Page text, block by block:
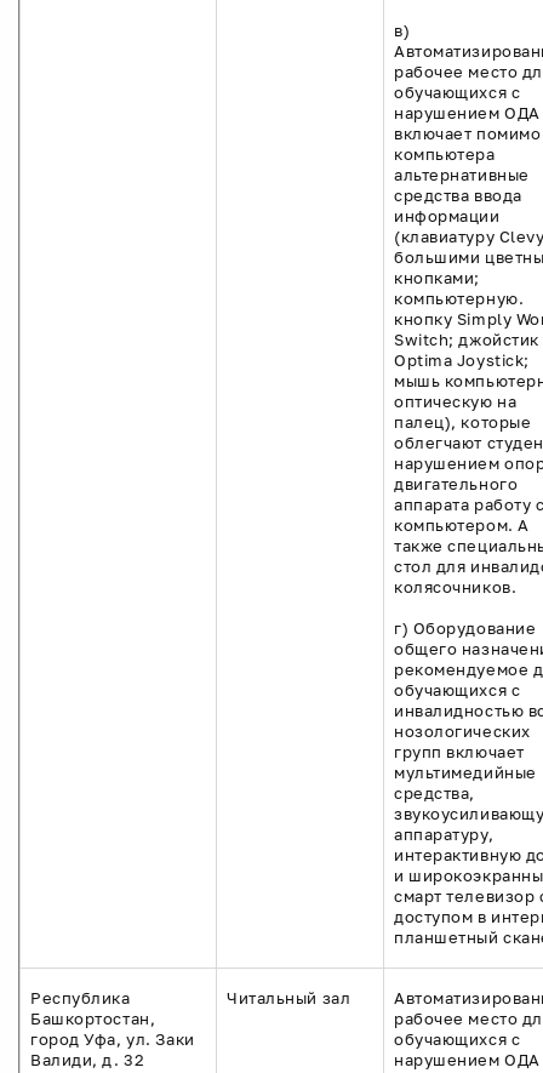
в)
рабочее место
обучающихся с
нарушением ОДА
включает помимо
компьютера
альтернативные
средства ввода
информации
(клавиатуру
большими
кнопками;
компьютерную.
кнопку Simply
Switch; джойстик
Optima Joystick;
мышь
оптическую на
палец), которые
облегчают
нарушением
двигательного
аппарата работу
компьютером. А
также
стол для
колясочников.
г) Оборудование
общего
рекомендуемое
обучающихся с
инвалидностью
нозологических
групп включает
мультимедийные
средства,
аппаратуру,
интерактивную
и
смарт телевизор
доступом в
планшетный
Республика
Башкортостан,
город Уфа, ул. Заки
Валиди, д. 32
Читальный зал
рабочее место
обучающихся с
нарушением ОДА